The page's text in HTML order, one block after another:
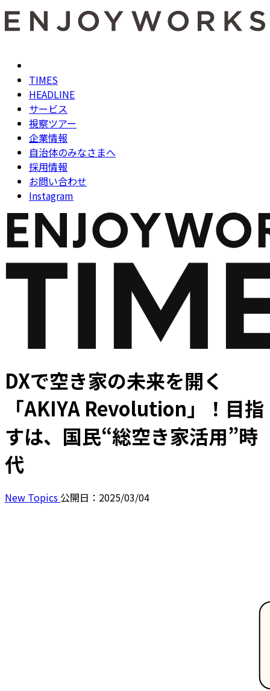
TIMES
HEADLINE
サービス
視察ツアー
企業情報
自治体のみなさまへ
採用情報
お問い合わせ
Instagram
DXで空き家の未来を開く
「AKIYA Revolution」！目指
すは、国民“総空き家活用”時
代
New Topics 公開日：2025/03/04